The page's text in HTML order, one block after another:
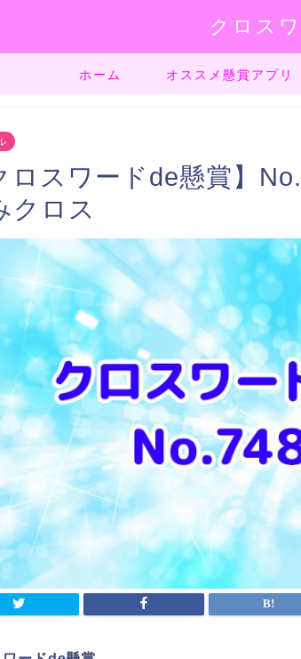
クロス
ホーム オススメ懸賞アプリ
ロスワードde懸賞】
クロス